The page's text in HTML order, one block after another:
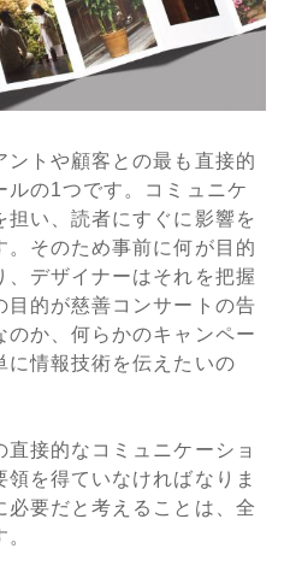
ントや顧客との最も直接的
ルの1つです。コミュニケ
い、読者にすぐに影響を
。そのため事前に何が目的
デザイナーはそれを把握
的が慈善コンサートの告
か、何らかのキャンペー
に情報技術を伝えたいの
接的なコミュニケーショ
を得ていなければなりま
要だと考えることは、全